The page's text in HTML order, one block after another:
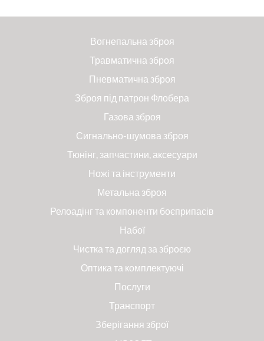
Вогнепальна зброя
Травматична зброя
Пневматична зброя
Зброя під патрон Флобера
Газова зброя
Сигнально-шумова зброя
Тюнінг, запчастини, аксесуари
Ножі та інструменти
Метальна зброя
Релоадінг та компоненти боєприпасів
Набої
Чистка та догляд за зброєю
Оптика та комплектуючі
Послуги
Транспорт
Зберігання зброї